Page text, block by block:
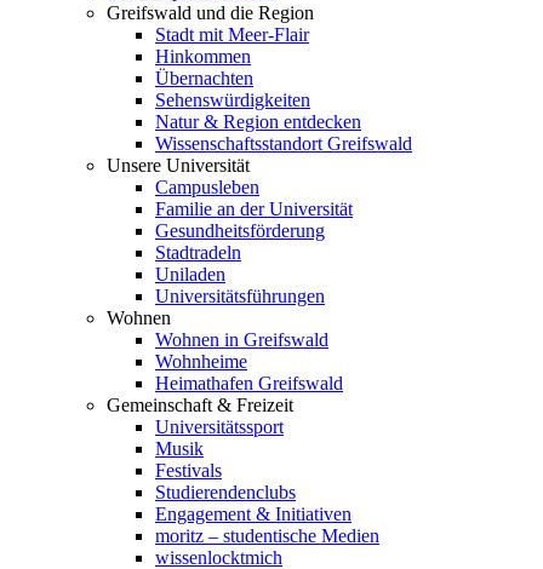
Greifswald und die Region
Stadt mit Meer-Flair
Hinkommen
Übernachten
Sehenswürdigkeiten
Natur & Region entdecken
Wissenschaftsstandort Greifswald
Unsere Universität
Campusleben
Familie an der Universität
Gesundheitsförderung
Stadtradeln
Uniladen
Universitätsführungen
Wohnen
Wohnen in Greifswald
Wohnheime
Heimathafen Greifswald
Gemeinschaft & Freizeit
Universitätssport
Musik
Festivals
Studierendenclubs
Engagement & Initiativen
moritz – studentische Medien
wissenlocktmich